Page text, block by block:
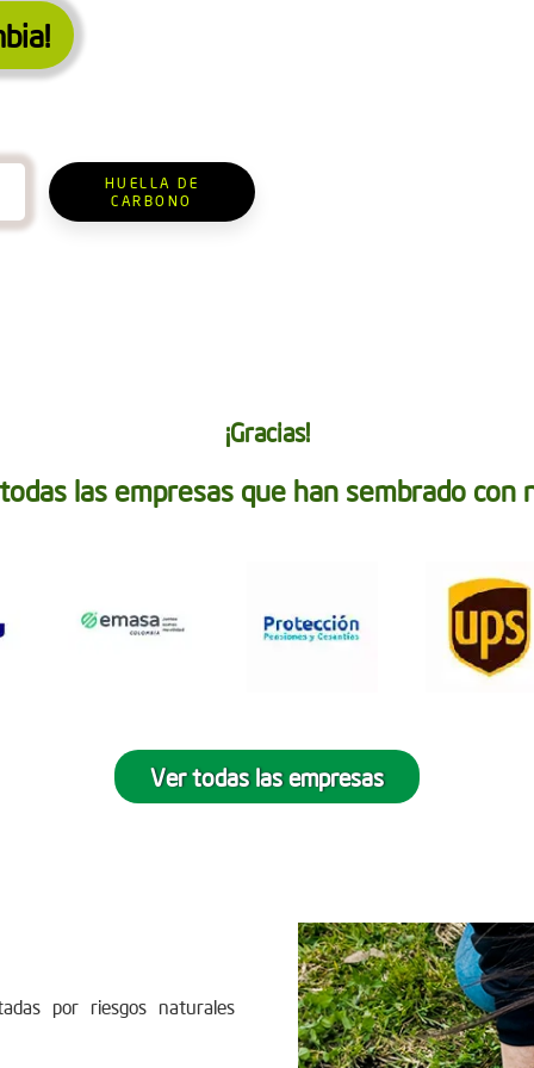
HUELLA DE
CARBONO
¡Gracias!
las empresas que han sembrado con
Ver todas las empresas
por riesgos naturales